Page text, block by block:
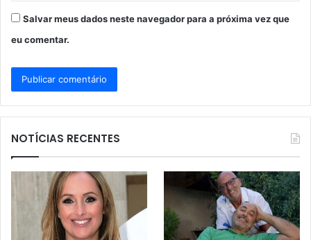
Salvar meus dados neste navegador para a próxima vez que
eu comentar.
NOTÍCIAS RECENTES